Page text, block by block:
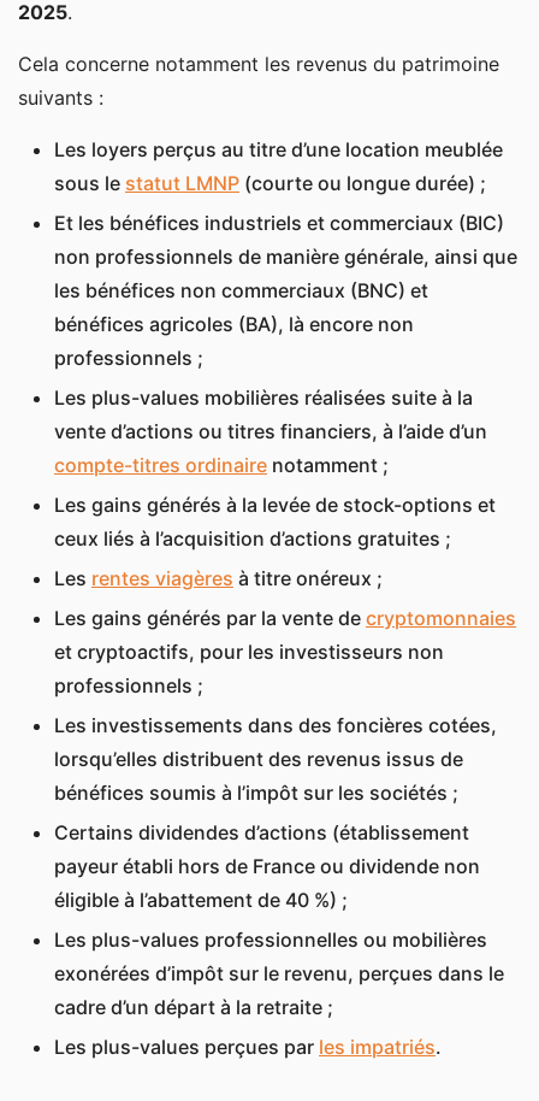
2025.
Cela concerne notamment les revenus du patrimoine
suivants :
Les loyers perçus au titre d’une location meublée
sous le statut LMNP (courte ou longue durée) ;
Et les bénéfices industriels et commerciaux (BIC)
non professionnels de manière générale, ainsi que
les bénéfices non commerciaux (BNC) et
bénéfices agricoles (BA), là encore non
professionnels ;
Les plus-values mobilières réalisées suite à la
vente d’actions ou titres financiers, à l’aide d’un
compte-titres ordinaire notamment ;
Les gains générés à la levée de stock-options et
ceux liés à l’acquisition d’actions gratuites ;
Les rentes viagères à titre onéreux ;
Les gains générés par la vente de cryptomonnaies
et cryptoactifs, pour les investisseurs non
professionnels ;
Les investissements dans des foncières cotées,
lorsqu’elles distribuent des revenus issus de
bénéfices soumis à l’impôt sur les sociétés ;
Certains dividendes d’actions (établissement
payeur établi hors de France ou dividende non
éligible à l’abattement de 40 %) ;
Les plus-values professionnelles ou mobilières
exonérées d’impôt sur le revenu, perçues dans le
cadre d’un départ à la retraite ;
Les plus-values perçues par les impatriés.